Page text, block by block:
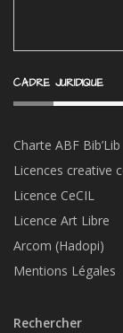
CADRE JURIDIQUE
Charte ABF Bib’Lib
Licences creative
Licence CeCIL
Licence Art Libre
Arcom (Hadopi)
Mentions Légales
Rechercher